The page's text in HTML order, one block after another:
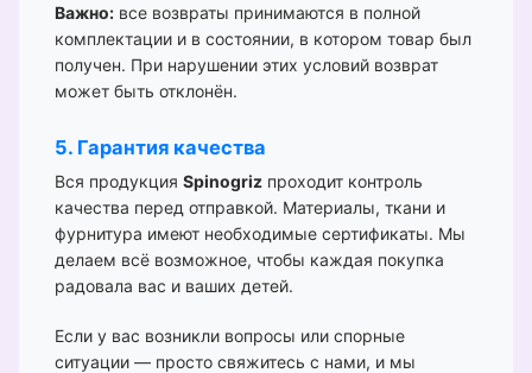
Важно: все возвраты принимаются в полной
комплектации и в состоянии, в котором товар был
получен. При нарушении этих условий возврат
может быть отклонён.
5. Гарантия качества
Вся продукция Spinogriz проходит контроль
качества перед отправкой. Материалы, ткани и
фурнитура имеют необходимые сертификаты. Мы
делаем всё возможное, чтобы каждая покупка
радовала вас и ваших детей.
Если у вас возникли вопросы или спорные
ситуации — просто свяжитесь с нами, и мы